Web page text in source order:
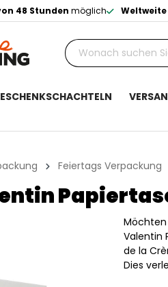
48 Stunden möglich Weltweite
Feiertags Verpackung
Möchten
Valentin
de la
Dies